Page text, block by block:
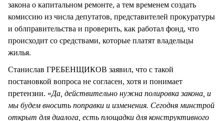
закона о капитальном ремонте, а тем временем создать
комиссию из числа депутатов, представителей прокуратуры
и облправительства и проверить, как работал фонд, что
происходит со средствами, которые платят владельцы
жилья.
Станислав ГРЕБЕНЩИКОВ заявил, что с такой
постановкой вопроса не согласен, хотя и понимает
претензии. «Да, действительно нужна полировка закона, и
мы будем вносить поправки и изменения. Сегодня минстрой
открыт для диалога, есть площадки для конструктивного